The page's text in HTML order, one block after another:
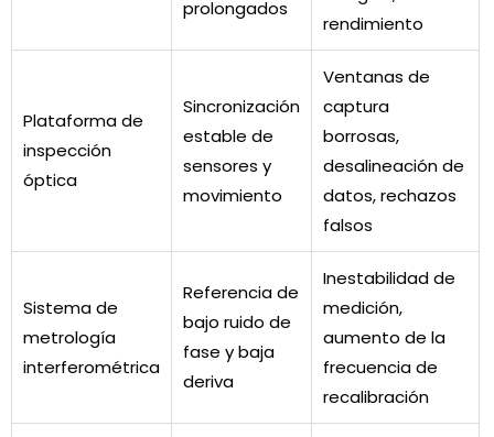
prolongados
rendimiento
Plataforma de
inspección
óptica
Sincronización
estable de
sensores y
movimiento
Ventanas de
captura
borrosas,
desalineación de
datos, rechazos
falsos
Sistema de
metrología
interferométrica
Referencia de
bajo ruido de
fase y baja
deriva
Inestabilidad de
medición,
aumento de la
frecuencia de
recalibración